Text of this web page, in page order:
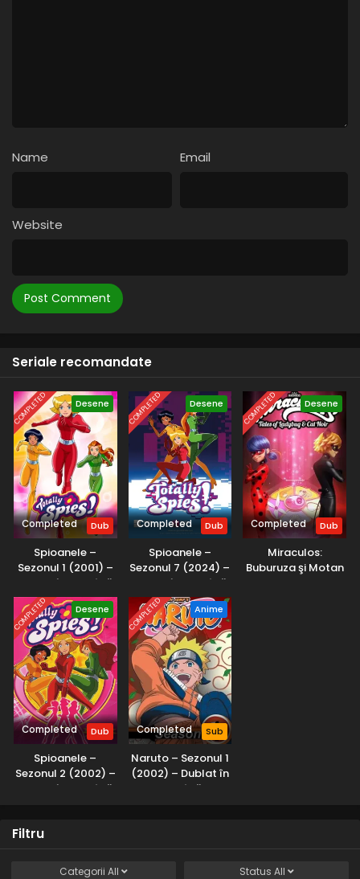
2 Nu îi poți învinge
Name Email
Website
Seriale recomandate
COMPLETED Desene
Completed Dub
Spioanele –
Sezonul 1 (2001) –
Dublat în Română
COMPLETED Desene
Completed Dub
Spioanele –
Sezonul 7 (2024) –
Dublat în Română
COMPLETED Desene
Completed Dub
Miraculos:
Buburuza şi Motan
COMPLETED Desene
Completed Dub
Spioanele –
Sezonul 2 (2002) –
Dublat în Română
COMPLETED Anime
Completed Sub
Naruto – Sezonul 1
(2002) – Dublat în
Română
Filtru
Categorii All Status All